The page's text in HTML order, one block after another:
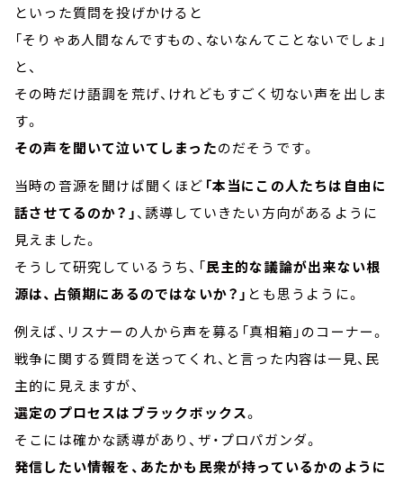
といった質問を投げかけると
「そりゃあ人間なんですもの、ないなんてことないでしょ」
と、
その時だけ語調を荒げ、けれどもすごく切ない声を出しま
す。
その声を聞いて泣いてしまったのだそうです。
当時の音源を聞けば聞くほど 「本当にこの人たちは自由に
話させてるのか？」、誘導していきたい方向があるように
見えました。
そうして研究しているうち、「民主的な議論が出来ない根
源は、占領期にあるのではないか？」 とも思うように。
例えば、リスナーの人から声を募る「真相箱」のコーナー。
戦争に関する質問を送ってくれ、と言った内容は一見、民
主的に見えますが、
選定のプロセスはブラックボックス。
そこには確かな誘導があり、ザ・プロパガンダ。
発信したい情報を、あたかも民衆が持っているかのように